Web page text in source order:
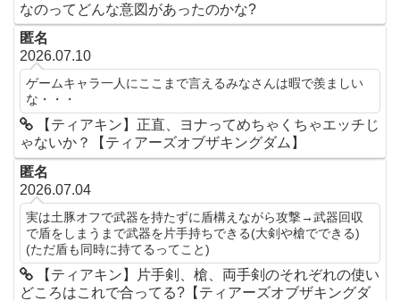
なのってどんな意図があったのかな?
匿名
2026.07.10
ゲームキャラ一人にここまで言えるみなさんは暇で羨ましい
な・・・
【ティアキン】正直、ヨナってめちゃくちゃエッチじ
ゃないか？【ティアーズオブザキングダム】
匿名
2026.07.04
実は土豚オフで武器を持たずに盾構えながら攻撃→武器回収
で盾をしまうまで武器を片手持ちできる(大剣や槍でできる)
(ただ盾も同時に持てるってこと)
【ティアキン】片手剣、槍、両手剣のそれぞれの使い
どころはこれで合ってる?【ティアーズオブザキングダ